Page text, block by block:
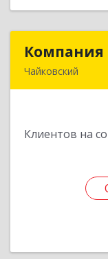
Компания
Чайковский
Клиентов на